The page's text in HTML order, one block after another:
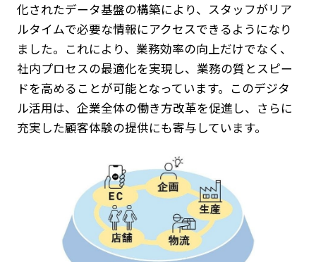
JP EN
化されたデータ基盤の構築により、スタッフがリア
ルタイムで必要な情報にアクセスできるようになり
ました。これにより、業務効率の向上だけでなく、
社内プロセスの最適化を実現し、業務の質とスピー
ドを高めることが可能となっています。このデジタ
ル活用は、企業全体の働き方改革を促進し、さらに
充実した顧客体験の提供にも寄与しています。